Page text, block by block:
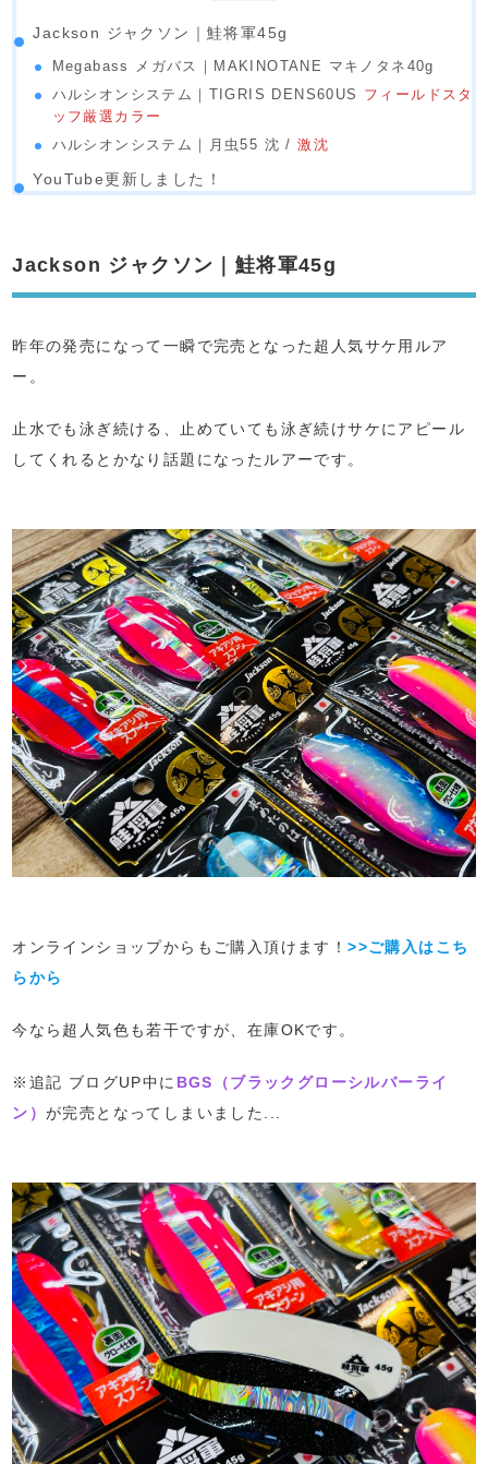
Jackson ジャクソン｜鮭将軍45g
Megabass メガバス｜MAKINOTANE マキノタネ40g
ハルシオンシステム｜TIGRIS DENS60US フィールドスタ
ッフ厳選カラー
ハルシオンシステム｜月虫55 沈 /激沈
YouTube更新しました！
Jackson ジャクソン｜鮭将軍45g
昨年の発売になって一瞬で完売となった超人気サケ用ルア
ー。
止水でも泳ぎ続ける、止めていても泳ぎ続けサケにアピール
してくれるとかなり話題になったルアーです。
オンラインショップからもご購入頂けます！>>ご購入はこち
らから
今なら超人気色も若干ですが、在庫OKです。
※追記 ブログUP中に BGS（ブラックグローシルバーライ
ン）が完売となってしまいました...